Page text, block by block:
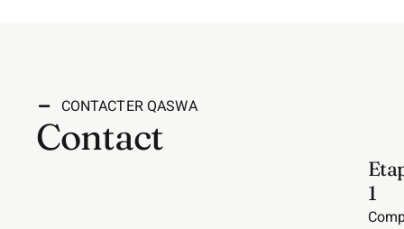
CONTACTER QASWA
Contact
1